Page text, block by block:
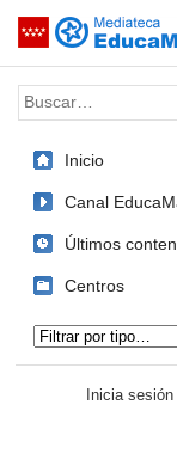
Saltar navegación
Palabra o frase:
Inicio
Canal
Últimos
Centros
Inicia